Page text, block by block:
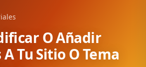
O Añadir
A Tu Sitio O Tema